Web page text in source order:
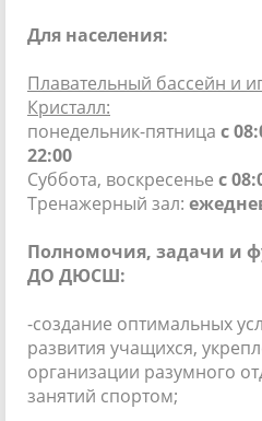
Для населения:
Плавательный бассейн и
Кристалл:
понедельник-пятница с
22:00
Суббота, воскресенье с
Тренажерный зал:
Полномочия, задачи и
ДО ДЮСШ:
-создание оптимальных
развития учащихся,
организации разумного
занятий спортом;